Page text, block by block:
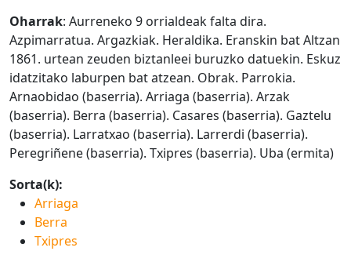
Oharrak: Aurreneko 9 orrialdeak falta dira.
Azpimarratua. Argazkiak. Heraldika. Eranskin bat Altzan
1861. urtean zeuden biztanleei buruzko datuekin. Eskuz
idatzitako laburpen bat atzean. Obrak. Parrokia.
Arnaobidao (baserria). Arriaga (baserria). Arzak
(baserria). Berra (baserria). Casares (baserria). Gaztelu
(baserria). Larratxao (baserria). Larrerdi (baserria).
Peregriñene (baserria). Txipres (baserria). Uba (ermita)
Sorta(k):
Arriaga
Berra
Txipres